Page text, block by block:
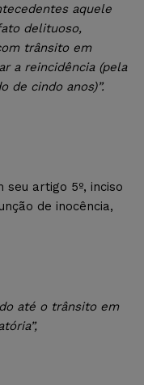
aquele
delituoso,
trânsito em
a reincidência (pela
de cindo anos)”.
seu artigo 5º, inciso
de inocência,
até o trânsito em